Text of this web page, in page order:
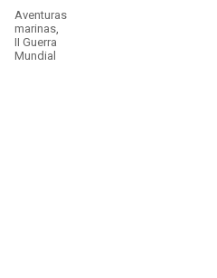
Aventuras
marinas,
II Guerra
Mundial